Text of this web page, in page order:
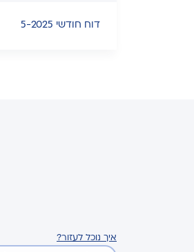
דוח חודשי 5-2025
איך נוכל לעזור?